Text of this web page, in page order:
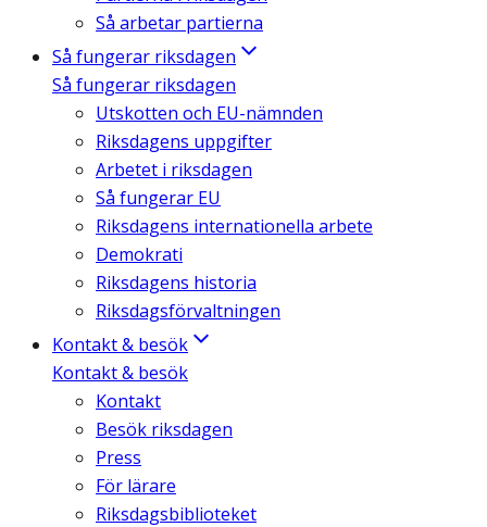
Så arbetar partierna
Så fungerar riksdagen
Så fungerar riksdagen
Utskotten och EU-nämnden
Riksdagens uppgifter
Arbetet i riksdagen
Så fungerar EU
Riksdagens internationella arbete
Demokrati
Riksdagens historia
Riksdagsförvaltningen
Kontakt & besök
Kontakt & besök
Kontakt
Besök riksdagen
Press
För lärare
Riksdagsbiblioteket